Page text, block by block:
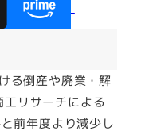
る倒産や廃業・解
リサーチによる
前年度より減少し